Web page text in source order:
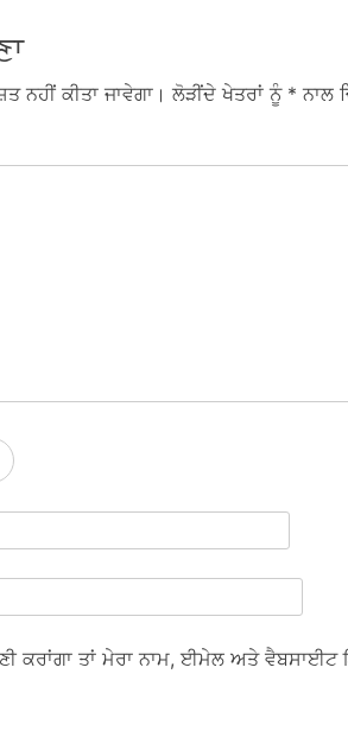
ਨਹੀਂ ਕੀਤਾ ਜਾਵੇਗਾ। ਲੋੜੀਂਦੇ ਖੇਤਰਾਂ ਨੂੰ * ਨਾਲ
ਕਰਾਂਗਾ ਤਾਂ ਮੇਰਾ ਨਾਮ, ਈਮੇਲ ਅਤੇ